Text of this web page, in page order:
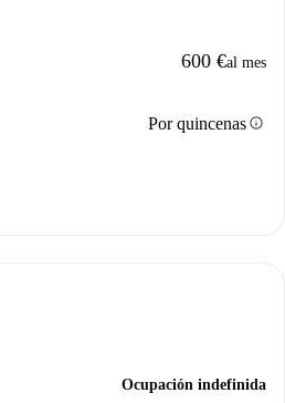
600 €al mes
Por quincenasinfo
Ocupación indefinida